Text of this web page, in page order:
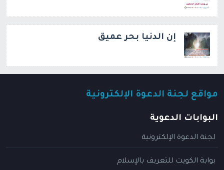
إن الدنيا بحر عميق
مواقع لجنة الدعوة الإلكترونية
البوابات الدعوية
لجنة الدعوة الإلكترونية
بوابة الكويت للتعريف بالإسلام